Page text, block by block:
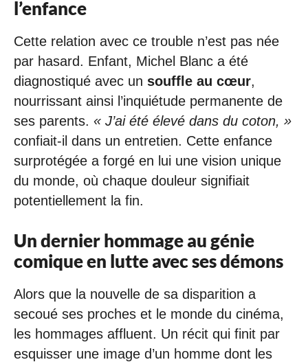
l’enfance
Cette relation avec ce trouble n’est pas née
par hasard. Enfant, Michel Blanc a été
diagnostiqué avec un souffle au cœur,
nourrissant ainsi l’inquiétude permanente de
ses parents. « J’ai été élevé dans du coton, »
confiait-il dans un entretien. Cette enfance
surprotégée a forgé en lui une vision unique
du monde, où chaque douleur signifiait
potentiellement la fin.
Un dernier hommage au génie
comique en lutte avec ses démons
Alors que la nouvelle de sa disparition a
secoué ses proches et le monde du cinéma,
les hommages affluent. Un récit qui finit par
esquisser une image d’un homme dont les